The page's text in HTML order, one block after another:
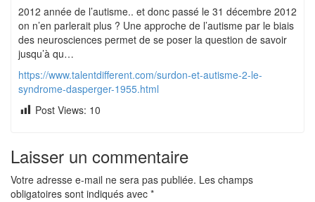
2012 année de l’autisme.. et donc passé le 31 décembre 2012
on n’en parlerait plus ? Une approche de l’autisme par le biais
des neurosciences permet de se poser la question de savoir
jusqu’à qu…
https://www.talentdifferent.com/surdon-et-autisme-2-le-
syndrome-dasperger-1955.html
Post Views: 10
Laisser un commentaire
Votre adresse e-mail ne sera pas publiée. Les champs
obligatoires sont indiqués avec *